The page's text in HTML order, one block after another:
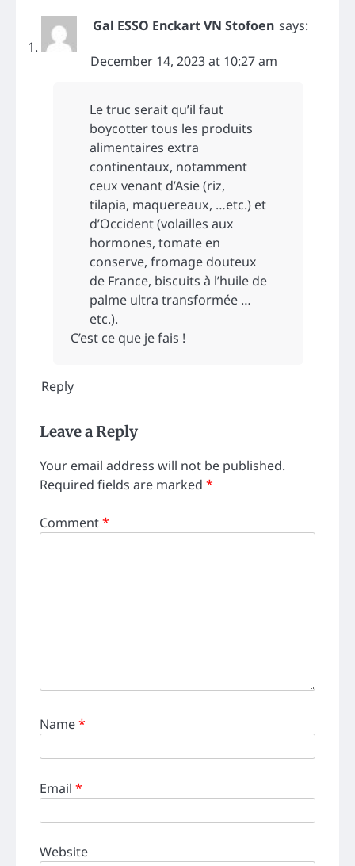
Gal ESSO Enckart VN Stofoen says:
December 14, 2023 at 10:27 am
Le truc serait qu’il faut
boycotter tous les produits
alimentaires extra
continentaux, notamment
ceux venant d’Asie (riz,
tilapia, maquereaux, …etc.) et
d’Occident (volailles aux
hormones, tomate en
conserve, fromage douteux
de France, biscuits à l’huile de
palme ultra transformée …
etc.).
C’est ce que je fais !
Reply
Leave a Reply
Your email address will not be published.
Required fields are marked *
Comment*
Name*
Email *
Website